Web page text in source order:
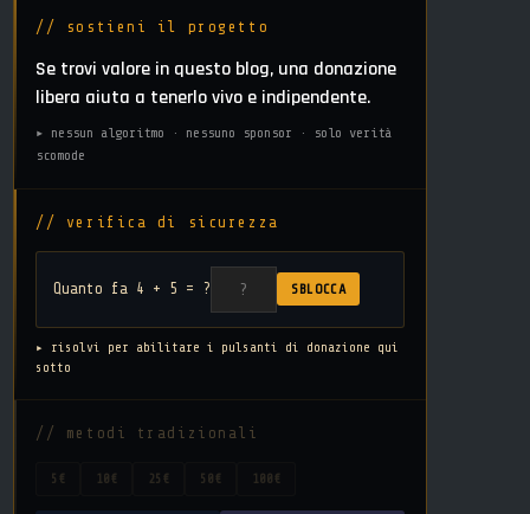
// sostieni il progetto
Se trovi valore in questo blog, una donazione
libera aiuta a tenerlo vivo e indipendente.
▸ nessun algoritmo · nessuno sponsor · solo verità
scomode
// verifica di sicurezza
Quanto fa 4 + 5 = ? SBLOCCA
▸ risolvi per abilitare i pulsanti di donazione qui
sotto
// metodi tradizionali
5€ 10€ 25€ 50€ 100€